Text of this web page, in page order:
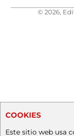
© 2026,
COOKIES
Este sitio web usa